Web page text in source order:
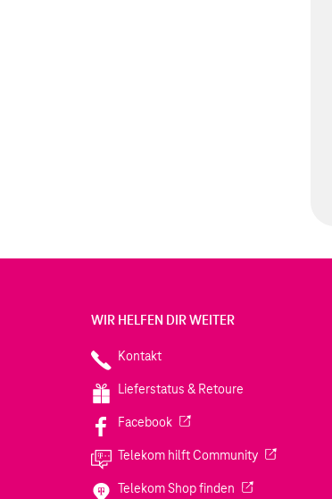
WIR HELFEN DIR WEITER
Kontakt
Lieferstatus & Retoure
Facebook(Wird in einem neuen Tab
Telekom hilft Community(Wird in
Telekom Shop finden (Wird in einem